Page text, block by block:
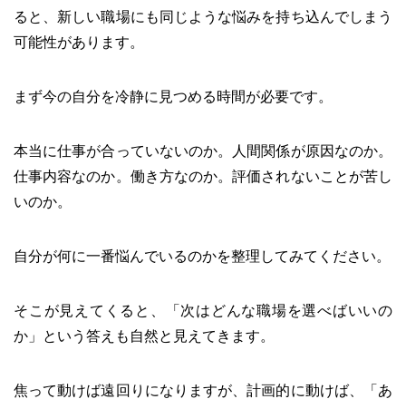
ると、新しい職場にも同じような悩みを持ち込んでしまう
可能性があります。
まず今の自分を冷静に見つめる時間が必要です。
本当に仕事が合っていないのか。人間関係が原因なのか。
仕事内容なのか。働き方なのか。評価されないことが苦し
いのか。
自分が何に一番悩んでいるのかを整理してみてください。
そこが見えてくると、「次はどんな職場を選べばいいの
か」という答えも自然と見えてきます。
焦って動けば遠回りになりますが、計画的に動けば、「あ